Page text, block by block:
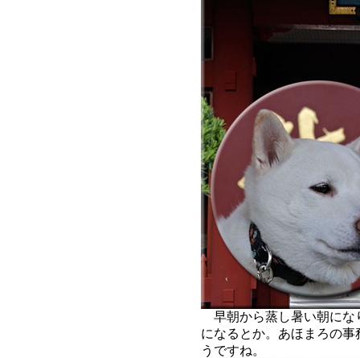
早朝から蒸し暑い朝にな
になるとか。あほまろの
うですね。